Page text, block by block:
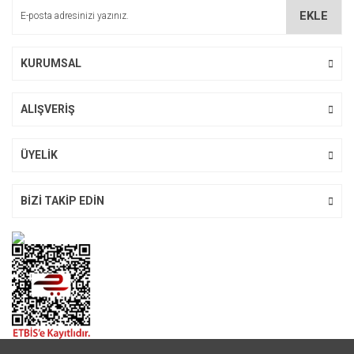
EKLE
KURUMSAL
ALIŞVERİŞ
ÜYELİK
BİZİ TAKİP EDİN